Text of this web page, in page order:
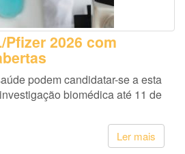
Pfizer 2026 com
podem candidatar-se a esta
biomédica até 11 de
Ler mais